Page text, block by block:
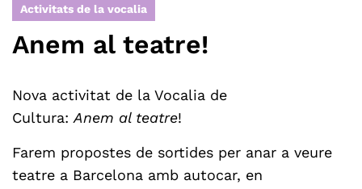
Activitats de la vocalia
Anem al teatre!
Nova activitat de la Vocalia de
Cultura:Anem al teatre!
Farem propostes de sortides per anar a veure
teatre a Barcelona amb autocar, en